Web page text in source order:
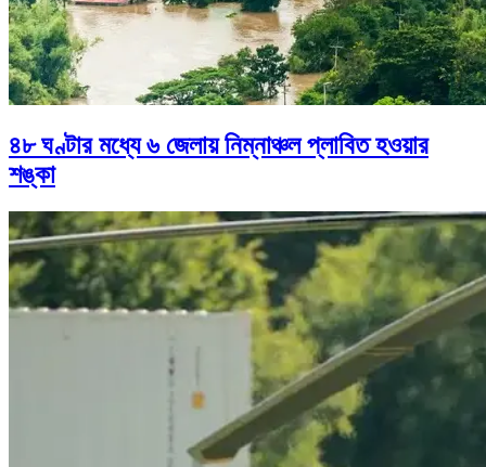
৪৮ ঘণ্টার মধ্যে ৬ জেলায় নিম্নাঞ্চল প্লাবিত হওয়ার
শঙ্কা